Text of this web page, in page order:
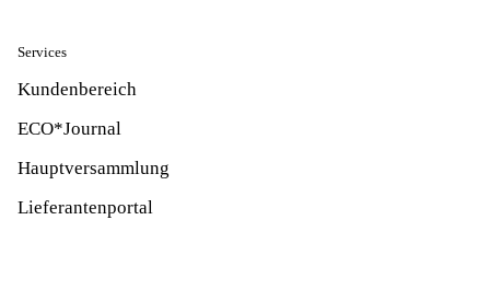
Services
Kundenbereich
ECO*Journal
Hauptversammlung
Lieferantenportal